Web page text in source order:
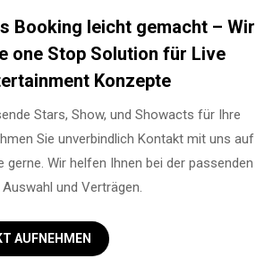
Booking leicht gemacht – Wir
one Stop Solution für Live
Konzepte
Stars, Show, und Showacts für Ihre
Sie unverbindlich Kontakt mit uns auf
gerne. Wir helfen Ihnen bei der passenden
Auswahl und Verträgen.
AUFNEHMEN